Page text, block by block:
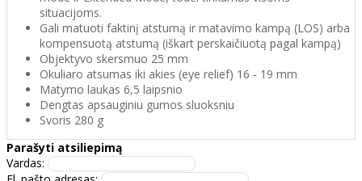
situacijoms.
Gali matuoti faktinį atstumą ir matavimo kampą (LOS) arba
kompensuotą atstumą (iškart perskaičiuotą pagal kampą)
Objektyvo skersmuo 25 mm
Okuliaro atsumas iki akies (eye relief) 16 - 19 mm
Matymo laukas 6,5 laipsnio
Dengtas apsauginiu gumos sluoksniu
Svoris 280 g
Parašyti atsiliepimą
Vardas: